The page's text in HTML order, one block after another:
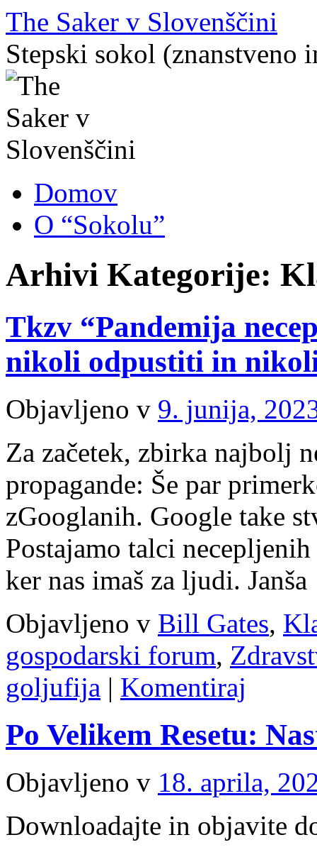
Preskoči
vsebino
The Saker v Slovenščini
Stepski sokol (znanstveno
Domov
O “Sokolu”
Arhivi Kategorije:
Tkzv “Pandemija
nikoli odpustiti in
Objavljeno v 9. junija,
Za začetek, zbirka najbolj
propagande: Še par
zGooglanih. Google take
Postajamo talci
ker nas imaš za ljudi.
Objavljeno v Bill Gates,
gospodarski forum,
goljufija | Komentiraj
Po Velikem Resetu:
Objavljeno v 18. aprila,
Downloadajte in objavite